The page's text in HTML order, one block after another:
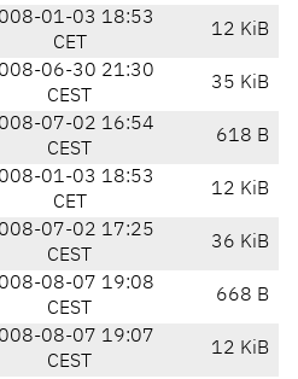
01-03 18:53
CET
12 KiB
06-30 21:30
CEST
35 KiB
07-02 16:54
CEST
618 B
01-03 18:53
CET
12 KiB
07-02 17:25
CEST
36 KiB
08-07 19:08
CEST
668 B
08-07 19:07
CEST
12 KiB